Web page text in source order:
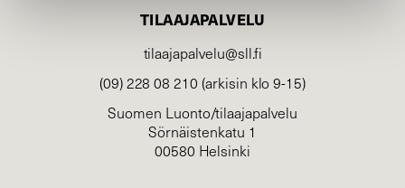
TILAAJAPALVELU
tilaajapalvelu@sll.fi
(09) 228 08 210 (arkisin klo 9-15)
Suomen Luonto/tilaajapalvelu
Sörnäistenkatu 1
00580 Helsinki